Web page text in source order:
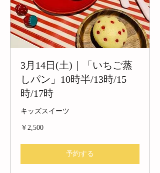
3月14日(土)｜「いちご蒸
しパン」10時半/13時/15
時/17時
キッズスイーツ
2,500
円
￥2,500
予約する